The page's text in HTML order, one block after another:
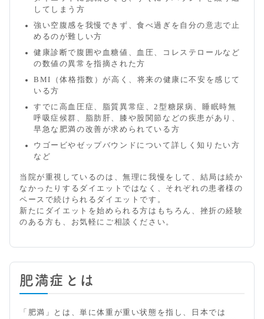
してしまう方
強い空腹感を我慢できず、食べ過ぎを自分の意志で止
めるのが難しい方
健康診断で腹囲や血糖値、血圧、コレステロールなど
の数値の異常を指摘された方
BMI（体格指数）が高く、将来の健康に不安を感じて
いる方
すでに高血圧症、脂質異常症、2型糖尿病、睡眠時無
呼吸症候群、脂肪肝、膝や股関節などの疾患があり、
早急な肥満の改善が求められている方
ウゴービやゼップバウンドについて詳しく知りたい方
など
当院が重視しているのは、無理に我慢をして、結局は続か
なかったりするダイエットではなく、それぞれの患者様の
ペースで続けられるダイエットです。
新たにダイエットを始められる方はもちろん、挫折の経験
のある方も、お気軽にご相談ください。
肥満症とは
「肥満」とは、単に体重が重い状態を指し、日本では